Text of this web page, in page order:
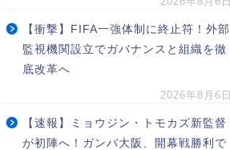
【衝撃】FIFA一強体制に終止符！外部
監視機関設立でガバナンスと組織を徹
底改革へ
2026年8月6日
【速報】ミョウジン・トモカズ新監督
が初陣へ！ガンバ大阪、開幕戦勝利で